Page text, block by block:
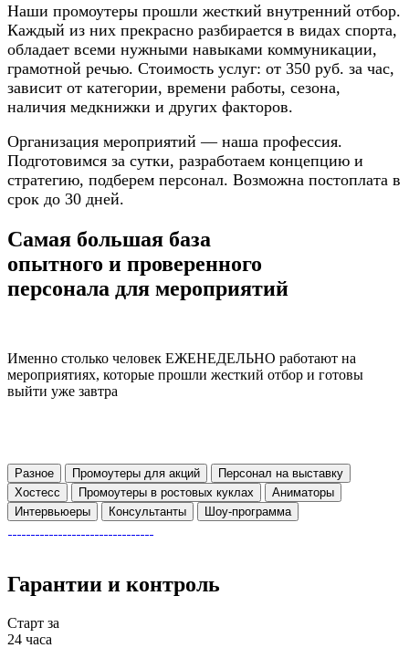
Наши промоутеры прошли жесткий внутренний отбор.
Каждый из них прекрасно разбирается в видах спорта,
обладает всеми нужными навыками коммуникации,
грамотной речью. Стоимость услуг: от 350 руб. за час,
зависит от категории, времени работы, сезона,
наличия медкнижки и других факторов.
Организация мероприятий — наша профессия.
Подготовимся за сутки, разработаем концепцию и
стратегию, подберем персонал. Возможна постоплата в
срок до 30 дней.
Самая большая база
опытного и проверенного
персонала для мероприятий
Именно столько человек ЕЖЕНЕДЕЛЬНО работают на
мероприятиях, которые прошли жесткий отбор и готовы
выйти уже завтра
Разное Промоутеры для акций
Персонал на выставку
Хостесс
Промоутеры в ростовых куклах
Аниматоры
Интервьюеры
Консультанты Шоу-программа
Гарантии и контроль
Старт за
24 часа